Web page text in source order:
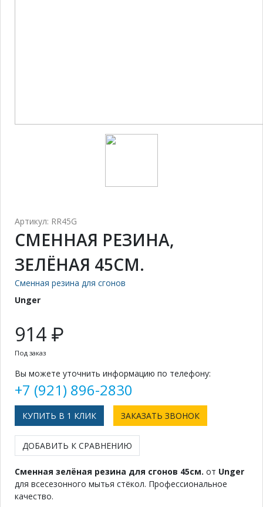
Артикул: RR45G
СМЕННАЯ РЕЗИНА,
ЗЕЛЁНАЯ 45СМ.
Сменная резина для сгонов
Unger
914 ₽
Под заказ
Вы можете уточнить информацию по телефону:
+7 (921) 896-2830
КУПИТЬ В 1 КЛИК ЗАКАЗАТЬ ЗВОНОК
ДОБАВИТЬ К СРАВНЕНИЮ
Сменная зелёная резина для сгонов 45см. от Unger
для всесезонного мытья стёкол. Профессиональное
качество.